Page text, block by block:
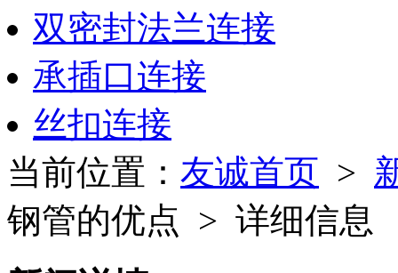
双密封法兰连接
承插口连接
丝扣连接
当前位置： 友诚首页 >
钢管的优点 > 详细信息